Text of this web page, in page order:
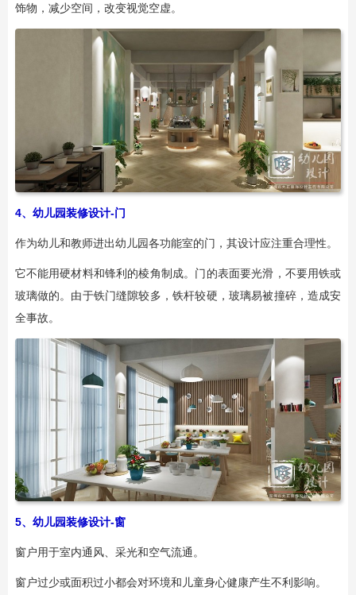
饰物，减少空间，改变视觉空虚。
4、幼儿园装修设计-门
作为幼儿和教师进出幼儿园各功能室的门，其设计应注重合理性。
它不能用硬材料和锋利的棱角制成。门的表面要光滑，不要用铁或
玻璃做的。由于铁门缝隙较多，铁杆较硬，玻璃易被撞碎，造成安
全事故。
5、幼儿园装修设计-窗
窗户用于室内通风、采光和空气流通。
窗户过少或面积过小都会对环境和儿童身心健康产生不利影响。